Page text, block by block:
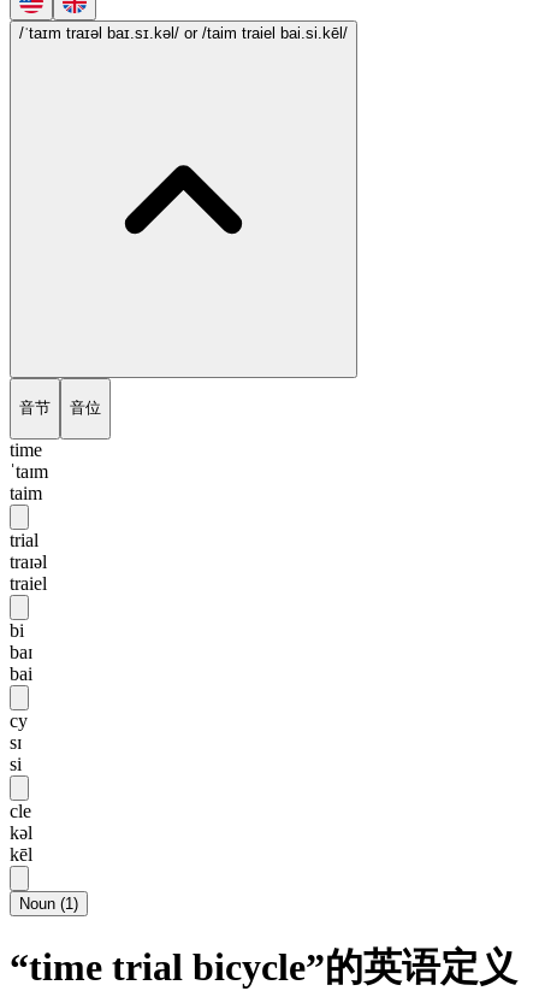
/ˈtaɪm traɪəl baɪ.sɪ.kəl/ or /taim traiel bai.si.kēl/
音节 音位
time
ˈtaɪm
taim
trial
traɪəl
traiel
bi
baɪ
bai
cy
sɪ
si
cle
kəl
kēl
Noun (1)
“time trial bicycle”的英语定义